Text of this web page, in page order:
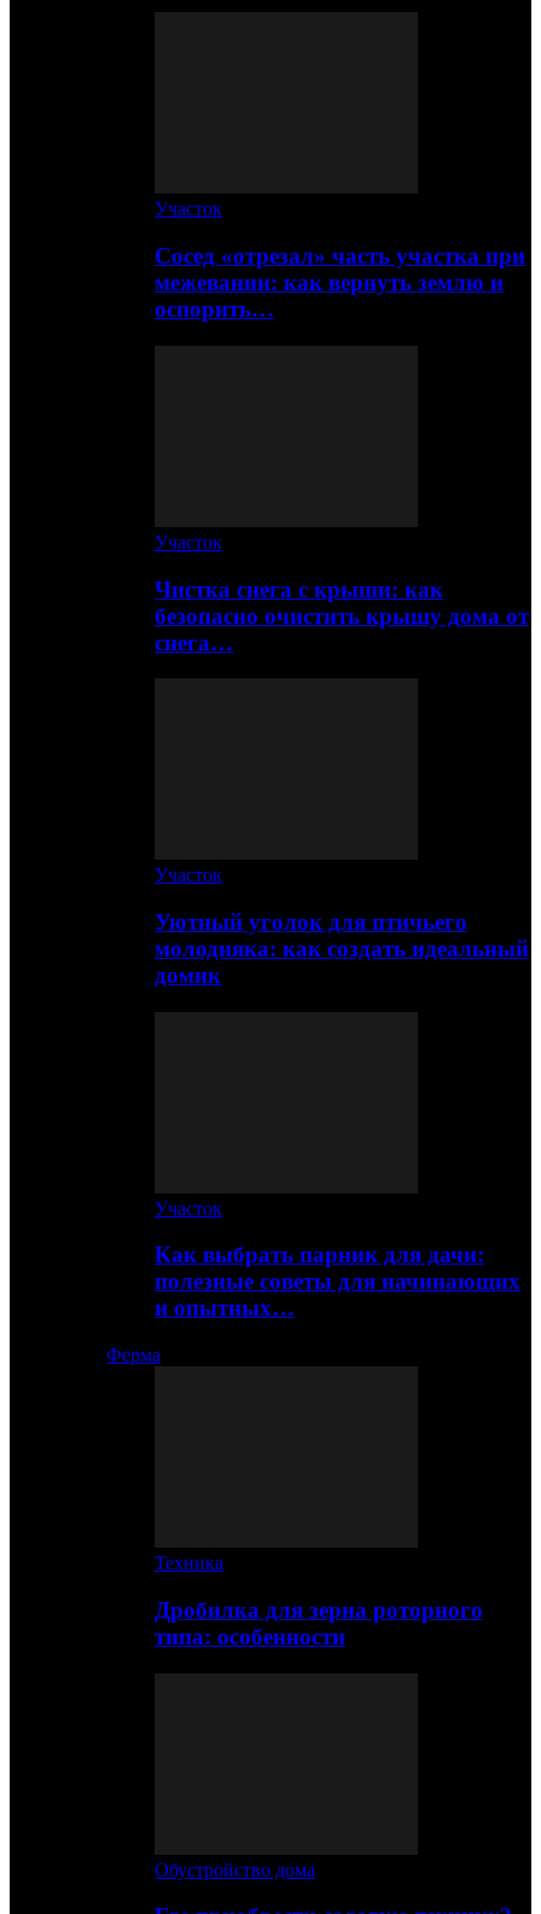
Участок
Сосед «отрезал» часть участка при
межевании: как вернуть землю и
оспорить…
Участок
Чистка снега с крыши: как
безопасно очистить крышу дома от
снега…
Участок
Уютный уголок для птичьего
молодняка: как создать идеальный
домик
Участок
Как выбрать парник для дачи:
полезные советы для начинающих
и опытных…
Ферма
Техника
Дробилка для зерна роторного
типа: особенности
Обустройство дома